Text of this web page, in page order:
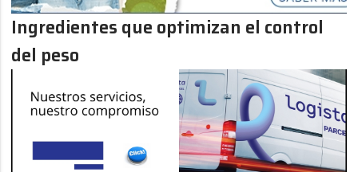
Ingredientes que optimizan el control
del peso